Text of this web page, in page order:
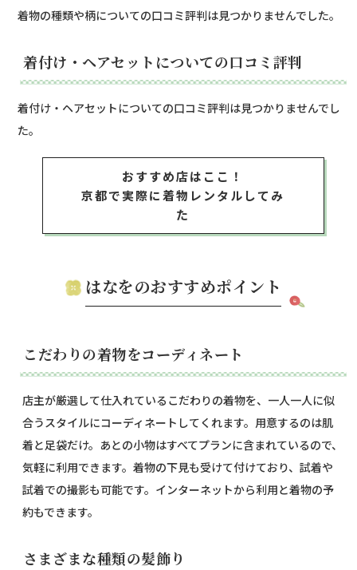
着物の種類や柄についての口コミ評判は見つかりませんでした。
着付け・ヘアセットについての口コミ評判
着付け・ヘアセットについての口コミ評判は見つかりませんでし
た。
おすすめ店はここ！
京都で実際に着物レンタルしてみ
た
はなをのおすすめポイント
こだわりの着物をコーディネート
店主が厳選して仕入れているこだわりの着物を、一人一人に似
合うスタイルにコーディネートしてくれます。用意するのは肌
着と足袋だけ。あとの小物はすべてプランに含まれているので、
気軽に利用できます。着物の下見も受けて付けており、試着や
試着での撮影も可能です。インターネットから利用と着物の予
約もできます。
さまざまな種類の髪飾り